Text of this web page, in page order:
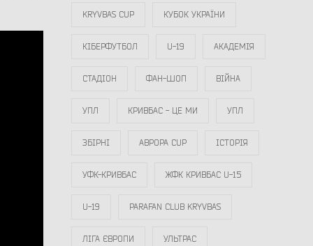
KRYVBAS CUP КУБОК УКРАЇНИ
КІБЕРФУТБОЛ U-19 АКАДЕМІЯ
СТАДІОН ФАН-ШОП ВІЙНА
УПЛ КРИВБАС - ЦЕ МИ УПЛ
ЗБІРНІ АВРОРА CUP ІСТОРІЯ
УФК-КРИВБАС ЖФК КРИВБАС U-15
U-19 PARAFAN CLUB KRYVBAS
ЛІГА ЄВРОПИ УЛЬТРАС